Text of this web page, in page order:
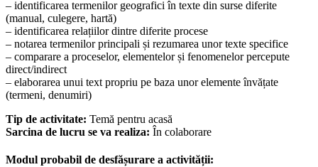
– identificarea termenilor geografici în texte din surse diferite
(manual, culegere, hartă)
– identificarea relațiilor dintre diferite procese
– notarea termenilor principali și rezumarea unor texte specifice
– comparare a proceselor, elementelor și fenomenelor percepute
direct/indirect
– elaborarea unui text propriu pe baza unor elemente învățate
(termeni, denumiri)
Tip de activitate: Temă pentru acasă
Sarcina de lucru se va realiza: În colaborare
Modul probabil de desfășurare a activității: